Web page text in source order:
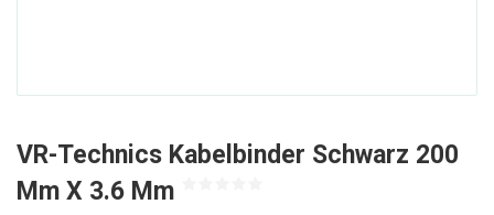
VR-Technics Kabelbinder Schwarz 200
Mm X 3.6 Mm